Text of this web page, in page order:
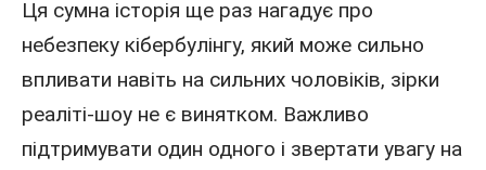
Ця сумна історія ще раз нагадує про
небезпеку кібербулінгу, який може сильно
впливати навіть на сильних чоловіків, зірки
реаліті-шоу не є винятком. Важливо
підтримувати один одного і звертати увагу на